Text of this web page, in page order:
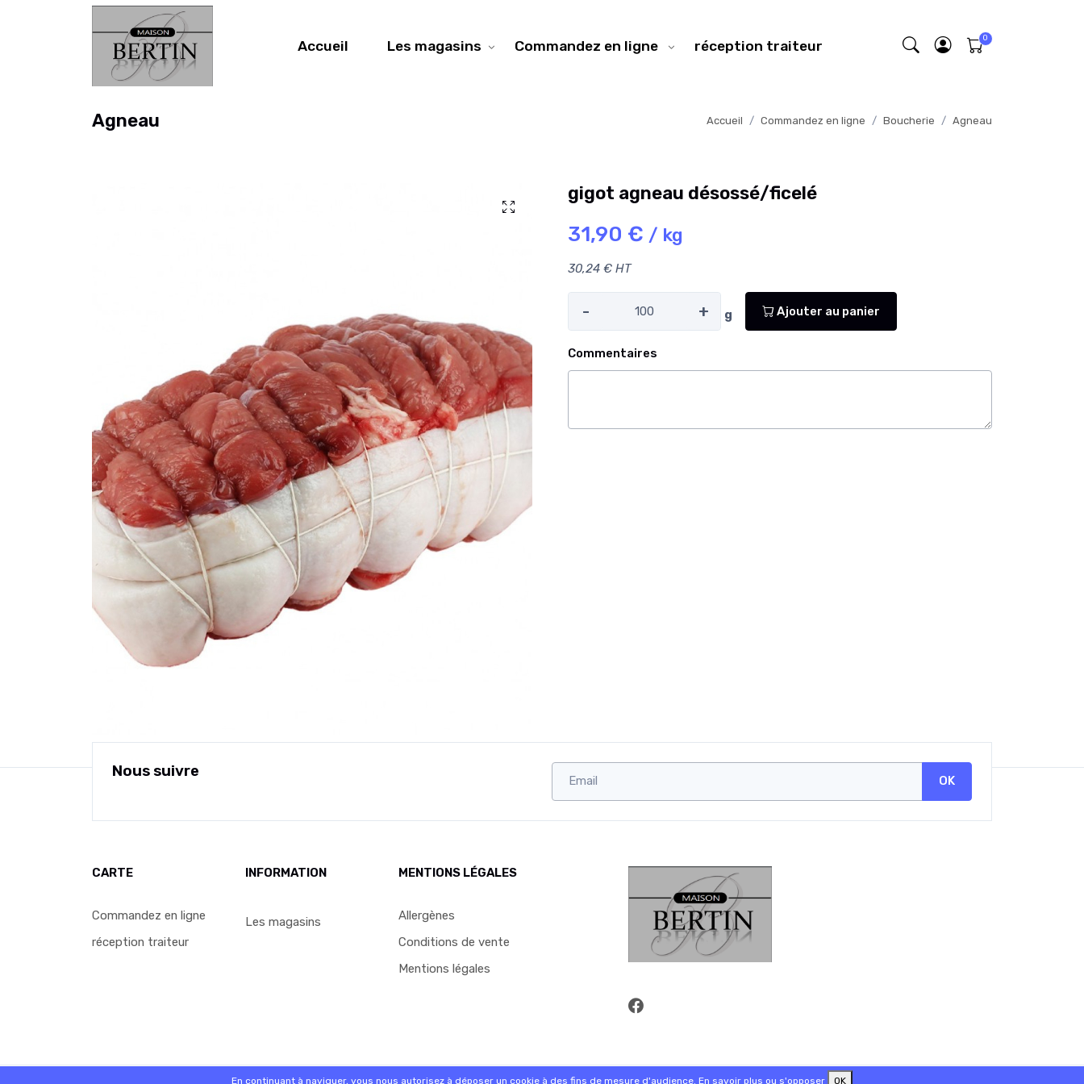
Accueil Les magasins Commandez en ligne réception traiteur
Agneau Accueil Commandez en ligne Boucherie Agneau
gigot agneau désossé/ficelé
31,90 € / kg
30,24 € HT
- + g Ajouter au panier
Commentaires
Nous suivre
OK
CARTE
Commandez en ligne
réception traiteur
INFORMATION
Les magasins
MENTIONS LÉGALES
Allergènes
Conditions de vente
Mentions légales
SaasFood - Logiciel de gestion de commande sur internet et en magasin
En continuant à naviguer, vous nous autorisez à déposer un cookie à des fins de mesure d'audience. En savoir plus ou s'opposer OK